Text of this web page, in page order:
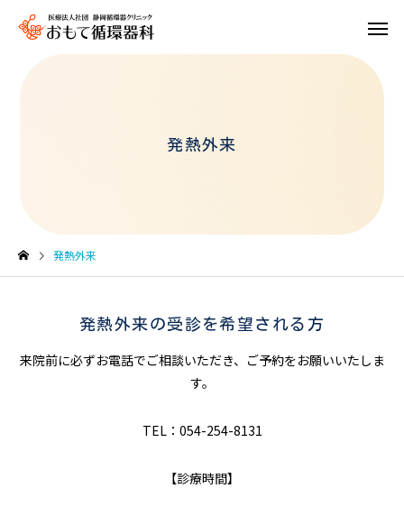
リバイ
発熱外来
発熱外来
発熱外来の受診を希望される方
来院前に必ずお電話でご相談いただき、ご予約をお願いいたしま
す。
TEL：054-254-8131
【診療時間】